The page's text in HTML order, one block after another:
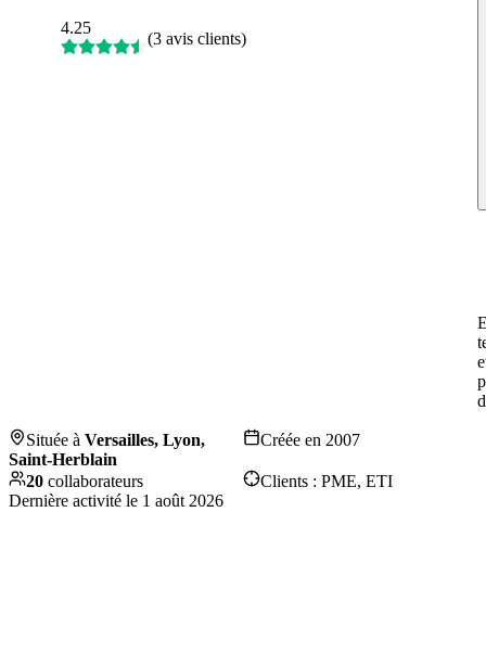
4.25
(3 avis clients)
Située à Versailles, Lyon,
Saint-Herblain
Créée en 2007
20 collaborateurs Clients : PME, ETI
Dernière activité le 1 août 2026